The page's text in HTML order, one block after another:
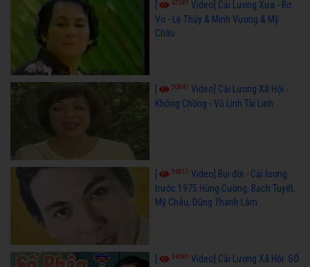
[ 67087 Video] Cải Lương Xưa - Bơ
Vơ - Lệ Thủy & Minh Vương & Mỹ
Châu
50841
Video] Cải Lương Xã Hội -
Không Chồng - Vũ Linh Tài Linh
36017 Video] Bụi đời - Cải lương
trước 1975 Hùng Cường, Bạch Tuyết,
Mỹ Châu, Dũng Thanh Lâm
34580 Video] Cải Lương Xã Hội: SỐ